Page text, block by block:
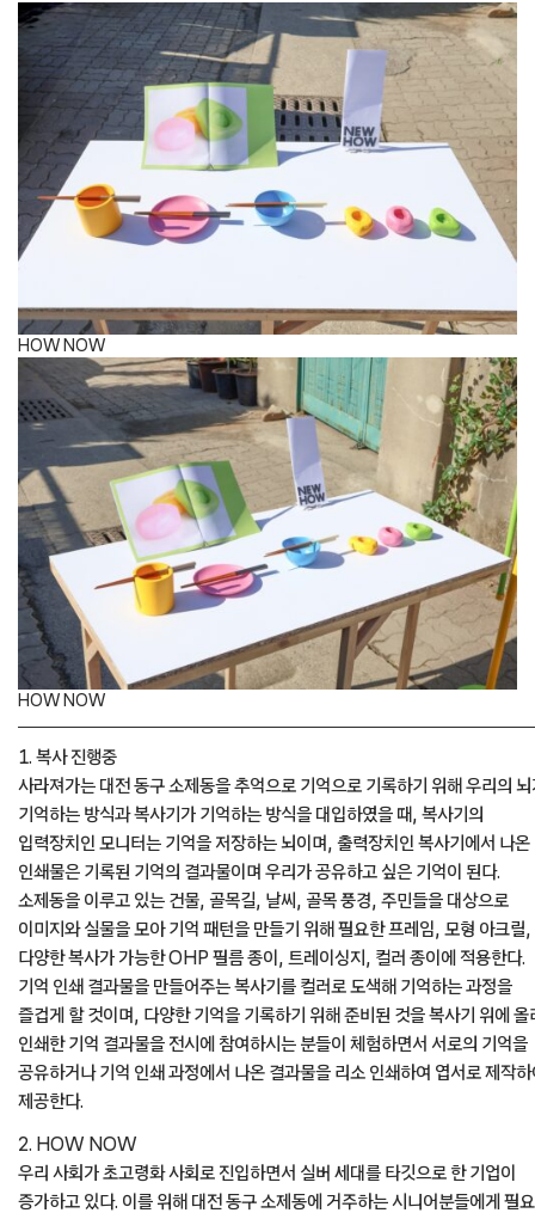
HOW NOW
HOW NOW
1. 복사 진행중
사라져가는 대전 동구 소제동을 추억으로 기억으로 기록하기 위해 우리의 뇌
기억하는 방식과 복사기가 기억하는 방식을 대입하였을 때, 복사기의
입력장치인 모니터는 기억을 저장하는 뇌이며, 출력장치인 복사기에서 나온
인쇄물은 기록된 기억의 결과물이며 우리가 공유하고 싶은 기억이 된다.
소제동을 이루고 있는 건물, 골목길, 날씨, 골목 풍경, 주민들을 대상으로
이미지와 실물을 모아 기억 패턴을 만들기 위해 필요한 프레임, 모형 아크릴,
다양한 복사가 가능한 OHP 필름 종이, 트레이싱지, 컬러 종이에 적용한다.
기억 인쇄 결과물을 만들어주는 복사기를 컬러로 도색해 기억하는 과정을
즐겁게 할 것이며, 다양한 기억을 기록하기 위해 준비된 것을 복사기 위에 올
인쇄한 기억 결과물을 전시에 참여하시는 분들이 체험하면서 서로의 기억을
공유하거나 기억 인쇄 과정에서 나온 결과물을 리소 인쇄하여 엽서로 제작하
제공한다.
2. HOW NOW
우리 사회가 초고령화 사회로 진입하면서 실버 세대를 타깃으로 한 기업이
증가하고 있다. 이를 위해 대전 동구 소제동에 거주하는 시니어분들에게 필